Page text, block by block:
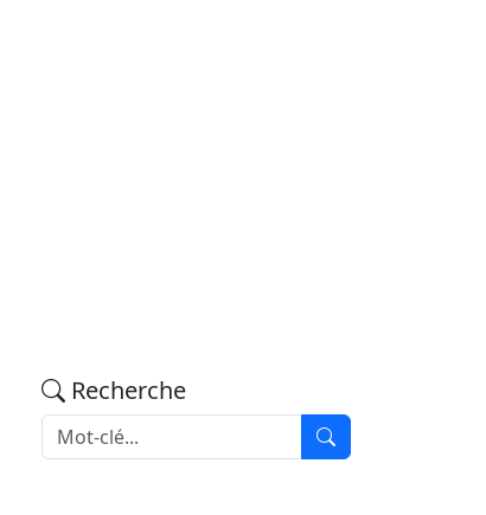
Recherche